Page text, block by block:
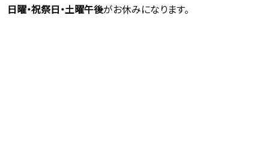
日曜・祝祭日・土曜午後がお休みになります。